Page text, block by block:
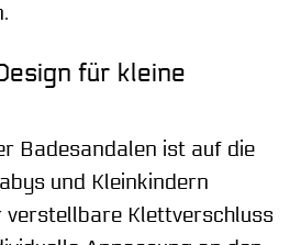
für kleine
Badesandalen ist auf die
und Kleinkindern
verstellbare Klettverschluss